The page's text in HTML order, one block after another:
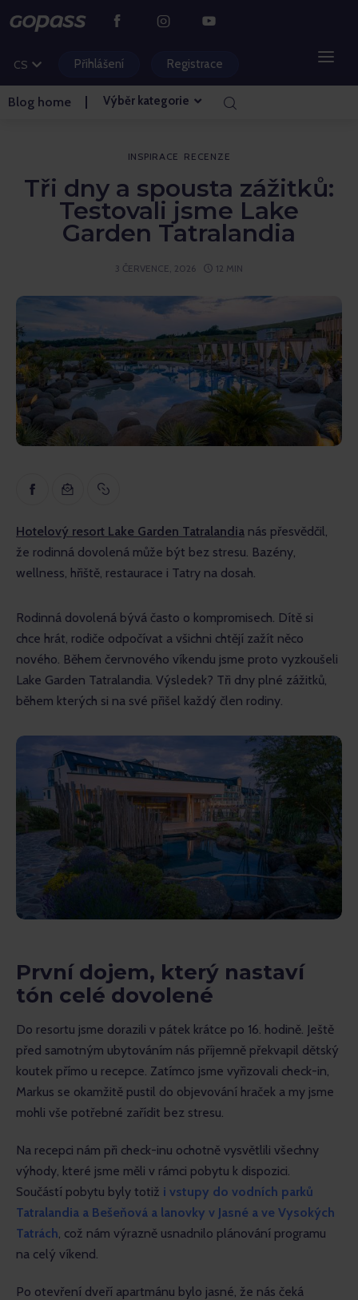
CS
DE
HU
Přihlášení Registrace
Blog home Výběr kategorie
VODNÍ PARKY
GOLF
ZÁBAVNÍ PARKY
VSTUPENKY A ZÁŽITKY
BLOG HLAVNÍ STRÁNKA
Inspirace
Naučné
Rozhovory
Recenze
INSPIRACE RECENZE
Tři dny a spousta zážitků:
Testovali jsme Lake
Garden Tatralandia
3 ČERVENCE, 2026 12 MIN
Hotelový resort Lake Garden Tatralandia nás přesvědčil,
že rodinná dovolená může být bez stresu. Bazény,
wellness, hřiště, restaurace i Tatry na dosah.
Rodinná dovolená bývá často o kompromisech. Dítě si
chce hrát, rodiče odpočívat a všichni chtějí zažít něco
nového. Během červnového víkendu jsme proto vyzkoušeli
Lake Garden Tatralandia. Výsledek? Tři dny plné zážitků,
během kterých si na své přišel každý člen rodiny.
První dojem, který nastaví
tón celé dovolené
Do resortu jsme dorazili v pátek krátce po 16. hodině. Ještě
před samotným ubytováním nás příjemně překvapil dětský
koutek přímo u recepce. Zatímco jsme vyřizovali check-in,
Markus se okamžitě pustil do objevování hraček a my jsme
mohli vše potřebné zařídit bez stresu.
Na recepci nám při check-inu ochotně vysvětlili všechny
výhody, které jsme měli v rámci pobytu k dispozici.
Součástí pobytu byly totiž i vstupy do vodních parků
Tatralandia a Bešeňová a lanovky v Jasné a ve Vysokých
Tatrách, což nám výrazně usnadnilo plánování programu
na celý víkend.
Po otevření dveří apartmánu bylo jasné, že nás čeká